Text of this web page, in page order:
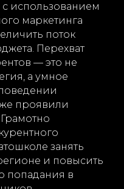
использованием
маркетинга
поток
Перехват
— это не
а умное
проявили
занять
и повысить
попадания в